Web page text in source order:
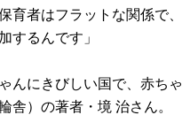
育者はフラットな関係で、
するんです」
んにきびしい国で、赤ちゃ
舎）の著者・境 治さん。